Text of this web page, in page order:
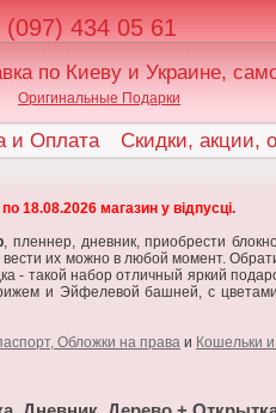
(097) 434 05 61
по Киеву и Украине,
Оригинальные Подарки
и Оплата Скидки, акции,
18.08.2026 магазин у відпусці.
, пленнер, дневник, приобрести
их можно в любой момент.
- такой набор отличный яркий
и Эйфелевой башней, с
Обложки на права и Кошельки